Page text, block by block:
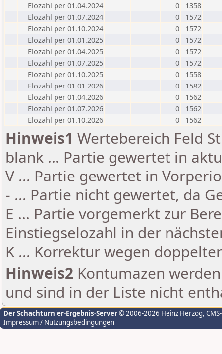
Elozahl per 01.04.2024
0
1358
Elozahl per 01.07.2024
0
1572
Elozahl per 01.10.2024
0
1572
Elozahl per 01.01.2025
0
1572
Elozahl per 01.04.2025
0
1572
Elozahl per 01.07.2025
0
1572
Elozahl per 01.10.2025
0
1558
Elozahl per 01.01.2026
0
1582
Elozahl per 01.04.2026
0
1562
Elozahl per 01.07.2026
0
1562
Elozahl per 01.10.2026
0 1562
Hinweis1 Wertebereich Feld
blank ... Partie gewertet in
V ... Partie gewertet in
- ... Partie nicht gewertet, da
E ... Partie vorgemerkt zur
Einstiegselozahl in der
K ... Korrektur wegen
Hinweis2 Kontumazen
und sind in der Liste nicht
Der Schachturnier-Ergebnis-Server© 2006-2026 Heinz Herzog,
Impressum / Nutzungsbedingungen